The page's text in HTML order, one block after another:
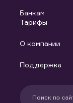
С чего начать
Аналитика
Банкам
Тарифы
О компании
Контакты
Поддержка
Техническая